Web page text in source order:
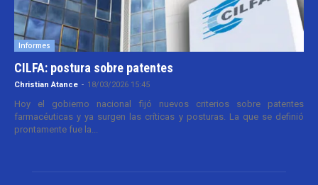
Informes
CILFA: postura sobre patentes
Christian Atance - 18/03/2026 15:45
Hoy el gobierno nacional fijó nuevos criterios sobre patentes
farmacéuticas y ya surgen las críticas y posturas. La que se definió
prontamente fue la...